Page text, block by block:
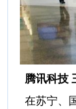
腾讯科技
在苏宁、